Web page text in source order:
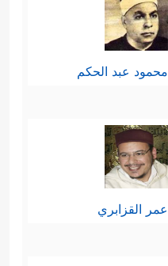
محمود عبد الحكم
عمر القزابري